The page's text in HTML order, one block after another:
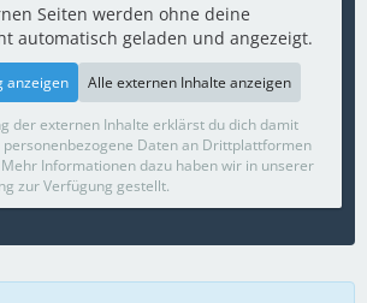
Seiten werden ohne deine
automatisch geladen und angezeigt.
anzeigen Alle externen Inhalte anzeigen
der externen Inhalte erklärst du dich damit
Daten an Drittplattformen
Informationen dazu haben wir in unserer
zur Verfügung gestellt.